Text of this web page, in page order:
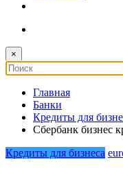
×
Главная
Банки
Кредиты для
Сбербанк бизнес
Кредиты для бизнеса